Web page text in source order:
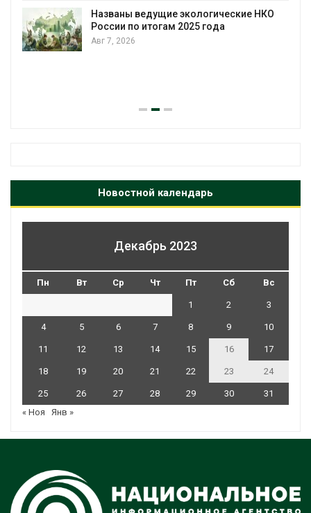
Названы ведущие экологические НКО
России по итогам 2025 года
Авг 7, 2026
Новостной календарь
Декабрь 2023
Пн Вт Ср Чт Пт Сб Вс
1 2 3
4 5 6 7 8 9 10
11 12 13 14 15 16 17
18 19 20 21 22 23 24
25 26 27 28 29 30
31
« Ноя
Янв »